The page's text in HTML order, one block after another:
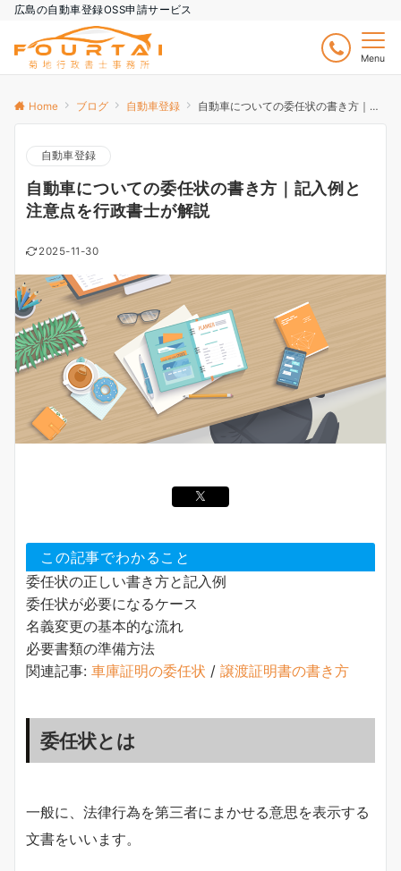
広島の自動車登録OSS申請サービス
Menu
Home ブログ 自動車登録 自動車についての委任状の書き方｜記入例と注意点を行政書士が解説
自動車登録
自動車についての委任状の書き方｜記入例と
注意点を行政書士が解説
2025-11-30
この記事でわかること
委任状の正しい書き方と記入例
委任状が必要になるケース
名義変更の基本的な流れ
必要書類の準備方法
関連記事: 車庫証明の委任状 / 譲渡証明書の書き方
委任状とは
一般に、法律行為を第三者にまかせる意思を表示する
文書をいいます。